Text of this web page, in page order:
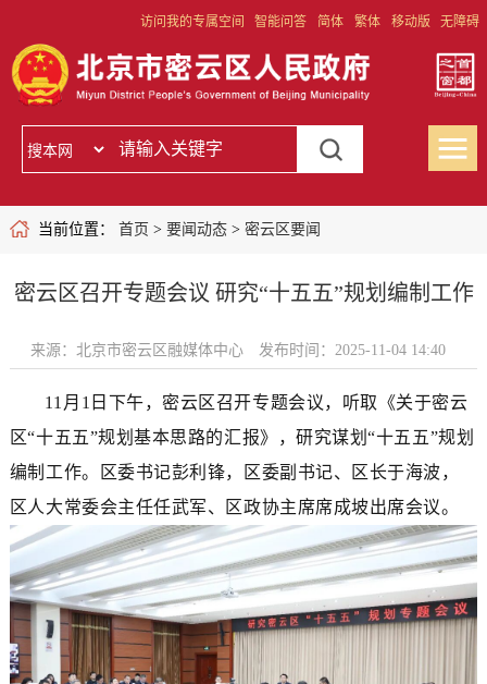
访问我的专属空间 智能问答 简体 繁体 移动版 无障碍
当前位置： 首页 > 要闻动态> 密云区要闻
密云区召开专题会议 研究“十五五”规划编制工作
来源：北京市密云区融媒体中心 发布时间：2025-11-04 14:40
11月1日下午，密云区召开专题会议，听取《关于密云
区“十五五”规划基本思路的汇报》，研究谋划“十五五”规划
编制工作。区委书记彭利锋，区委副书记、区长于海波，
区人大常委会主任任武军、区政协主席席成坡出席会议。